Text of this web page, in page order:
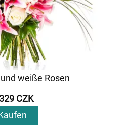
weiße Rosen
CZK